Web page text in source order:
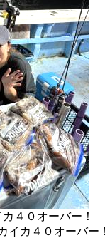
カ４０オーバー！
イカ４０オーバー